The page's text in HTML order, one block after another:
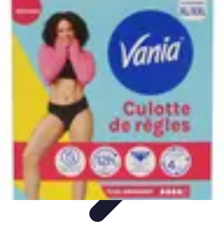
Tout sur le Padel
Entraînement et Techniques
Techniques et
StratégiesÉquipement Tendances Équipement et Terrain
Tout sur le Padel